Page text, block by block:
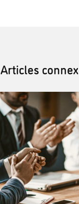
Articles